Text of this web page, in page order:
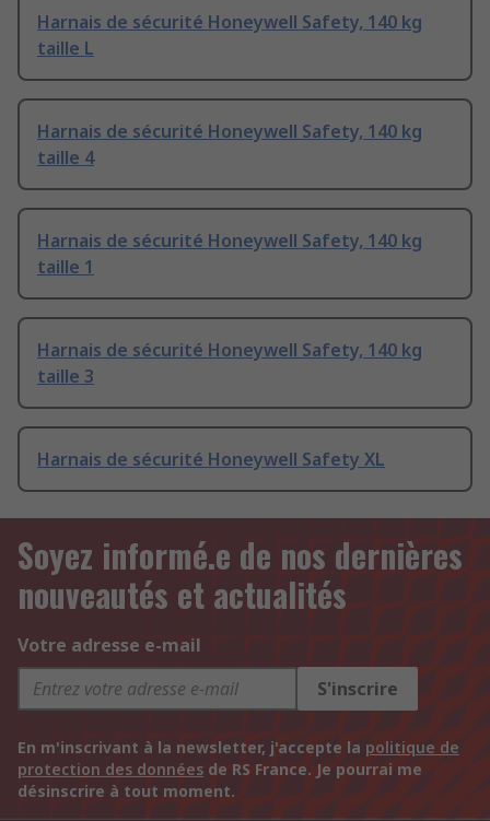
Harnais de sécurité Honeywell Safety, 140 kg
taille L
Harnais de sécurité Honeywell Safety, 140 kg
taille 4
Harnais de sécurité Honeywell Safety, 140 kg
taille 1
Harnais de sécurité Honeywell Safety, 140 kg
taille 3
Harnais de sécurité Honeywell Safety XL
Soyez informé.e de nos dernières
nouveautés et actualités
Votre adresse e-mail
S'inscrire
En m'inscrivant à la newsletter, j'accepte la politique de
protection des données de RS France. Je pourrai me
désinscrire à tout moment.